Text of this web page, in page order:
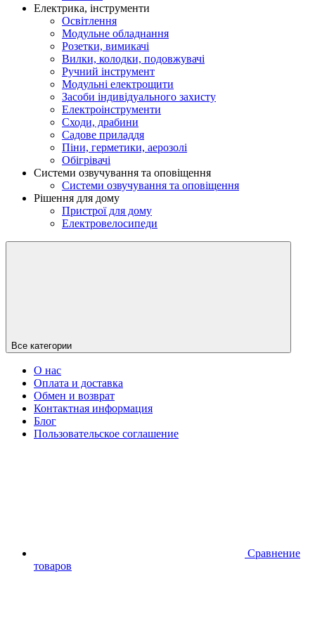
Електрика, інструменти
Освітлення
Модульне обладнання
Розетки, вимикачі
Вилки, колодки, подовжувачі
Ручний інструмент
Модульні електрощити
Засоби індивідуального захисту
Електроінструменти
Сходи, драбини
Садове приладдя
Піни, герметики, аерозолі
Обігрівачі
Системи озвучування та оповіщення
Системи озвучування та оповіщення
Рішення для дому
Пристрої для дому
Електровелосипеди
Все категории
О нас
Оплата и доставка
Обмен и возврат
Контактная информация
Блог
Пользовательское соглашение
Сравнение
товаров